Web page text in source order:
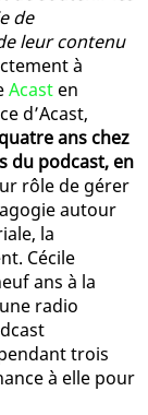
de
leur contenu
à
Acast en
d’Acast,
ans chez
du podcast, en
rôle de gérer
autour
la
Cécile
ans à la
radio
trois
à elle pour